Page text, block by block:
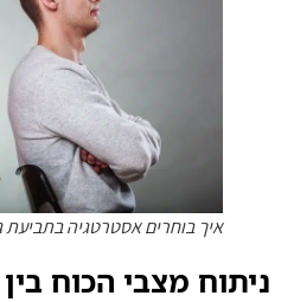
איך בוחרים אסטרטגיה בתביעת
ניתוח מצבי הכוח